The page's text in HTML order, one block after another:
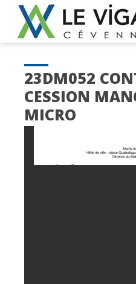
23DM052
CESSION
MICRO